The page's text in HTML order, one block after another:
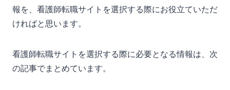
報を、看護師転職サイトを選択する際にお役立ていただ
ければと思います。
看護師転職サイトを選択する際に必要となる情報は、次
の記事でまとめています。